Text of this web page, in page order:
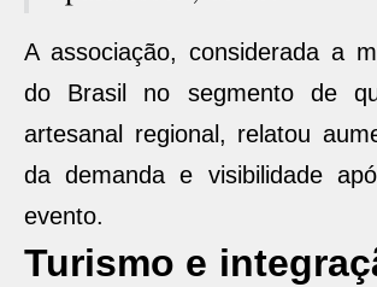
A associação, considerada a
do Brasil no segmento de
artesanal regional, relatou
da demanda e visibilidade
evento.
Turismo e